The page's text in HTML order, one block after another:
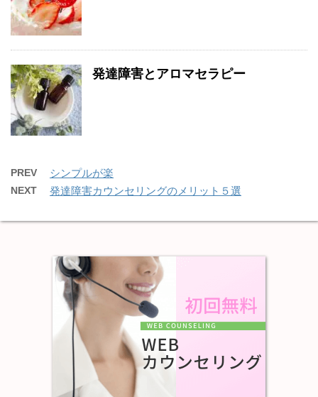
発達障害とアロマセラピー
PREV シンプルが楽
NEXT 発達障害カウンセリングのメリット５選